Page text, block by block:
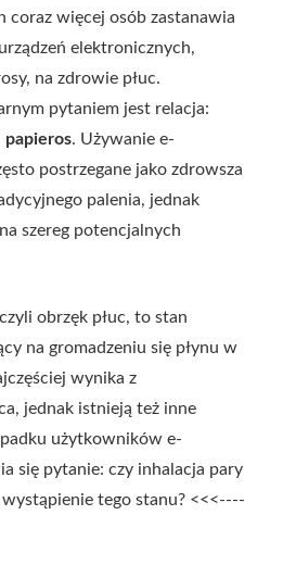
coraz więcej osób zastanawia
elektronicznych,
na zdrowie płuc.
pytaniem jest relacja:
papieros. Używanie e-
postrzegane jako zdrowsza
palenia, jednak
szereg potencjalnych
obrzęk płuc, to stan
na gromadzeniu się płynu w
wynika z
jednak istnieją też inne
użytkowników e-
się pytanie: czy inhalacja pary
tego stanu? <<<----